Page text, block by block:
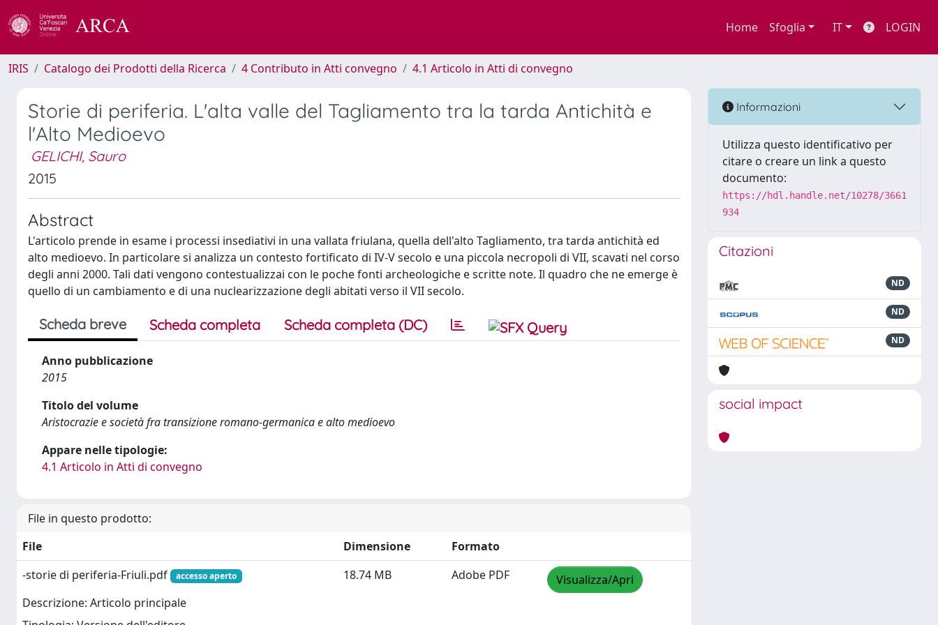
Home Sfoglia IT LOGIN
IRIS Catalogo dei Prodotti della Ricerca 4 Contributo in Atti convegno 4.1 Articolo in Atti di convegno
Storie di periferia. L'alta valle del Tagliamento tra la tarda Antichità e
l'Alto Medioevo
GELICHI, Sauro
2015
Abstract
L'articolo prende in esame i processi insediativi in una vallata friulana, quella dell'alto Tagliamento, tra tarda antichità ed
alto medioevo. In particolare si analizza un contesto fortificato di IV-V secolo e una piccola necropoli di VII, scavati nel corso
degli anni 2000. Tali dati vengono contestualizzai con le poche fonti archeologiche e scritte note. Il quadro che ne emerge è
quello di un cambiamento e di una nuclearizzazione degli abitati verso il VII secolo.
Scheda breve Scheda completa Scheda completa (DC)
Anno pubblicazione
2015
Titolo del volume
Aristocrazie e società fra transizione romano-germanica e alto medioevo
Appare nelle tipologie:
4.1 Articolo in Atti di convegno
File in questo prodotto:
File
Dimensione
Formato
-storie di periferia-Friuli.pdf
accesso aperto
Descrizione: Articolo principale
18.74 MB Adobe PDF Visualizza/Apri
Informazioni
Utilizza questo identificativo per
citare o creare un link a questo
documento:
https://hdl.handle.net/10278/3661
934
Citazioni
ND
ND
ND
social impact